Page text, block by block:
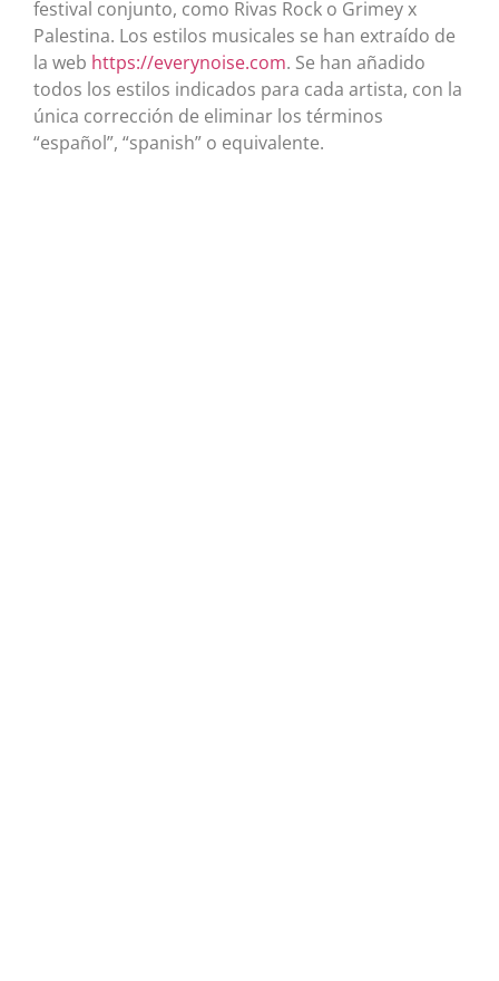
festival conjunto, como Rivas Rock o Grimey x
Palestina. Los estilos musicales se han extraído de
la web https://everynoise.com. Se han añadido
todos los estilos indicados para cada artista, con la
única corrección de eliminar los términos
“español”, “spanish” o equivalente.